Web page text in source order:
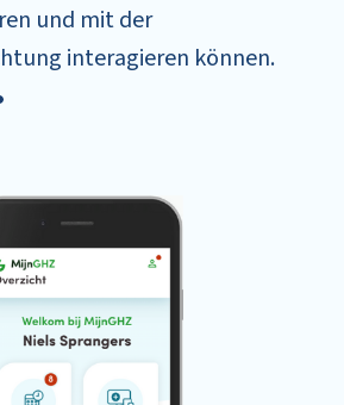
und mit der
interagieren können.